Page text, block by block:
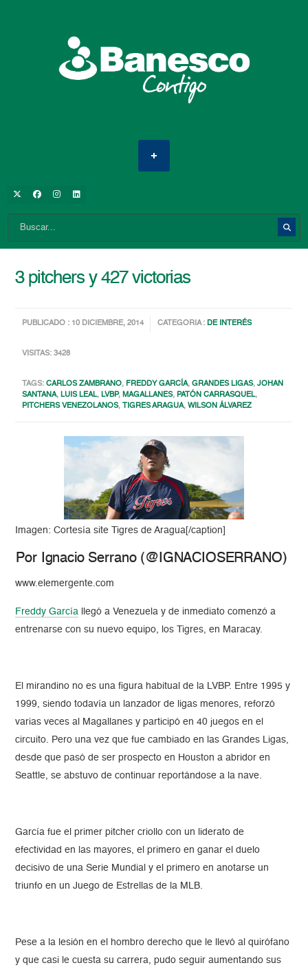
3 pitchers y 427 victorias
PUBLICADO : 10 DICIEMBRE, 2014 CATEGORIA :DE INTERÉS
VISITAS: 3428
TAGS:CARLOS ZAMBRANO, FREDDY GARCÍA,GRANDES LIGAS,JOHAN
SANTANA,LUIS LEAL,LVBP,MAGALLANES, PATÓN CARRASQUEL,
PITCHERS VENEZOLANOS, TIGRES ARAGUA,WILSON ÁLVAREZ
Imagen: Cortesía site Tigres de Aragua[/caption]
Por Ignacio Serrano (@IGNACIOSERRANO)
www.elemergente.com
Freddy García llegó a Venezuela y de inmediato comenzó a
entrenarse con su nuevo equipo, los Tigres, en Maracay.
El mirandino no es una figura habitual de la LVBP. Entre 1995 y
1999, siendo todavía un lanzador de ligas menores, reforzó
varias veces al Magallanes y participó en 40 juegos en el
circuito. Pero una vez que fue cambiado en las Grandes Ligas,
desde que pasó de ser prospecto en Houston a abridor en
Seattle, se abstuvo de continuar reportándose a la nave.
García fue el primer pitcher criollo con un liderato de
efectividad en las mayores, el primero en ganar el duelo
decisivo de una Serie Mundial y el primero en anotarse un
triunfo en un Juego de Estrellas de la MLB.
Pese a la lesión en el hombro derecho que le llevó al quirófano
y que casi le cuesta su carrera, pudo seguir aumentando sus